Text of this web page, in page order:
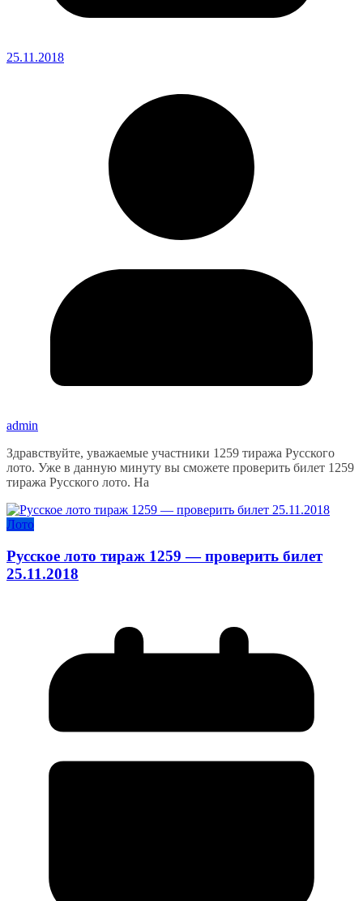
25.11.2018
admin
Здравствуйте, уважаемые участники 1259 тиража Русского
лото. Уже в данную минуту вы сможете проверить билет 1259
тиража Русского лото. На
Лото
Русское лото тираж 1259 — проверить билет
25.11.2018